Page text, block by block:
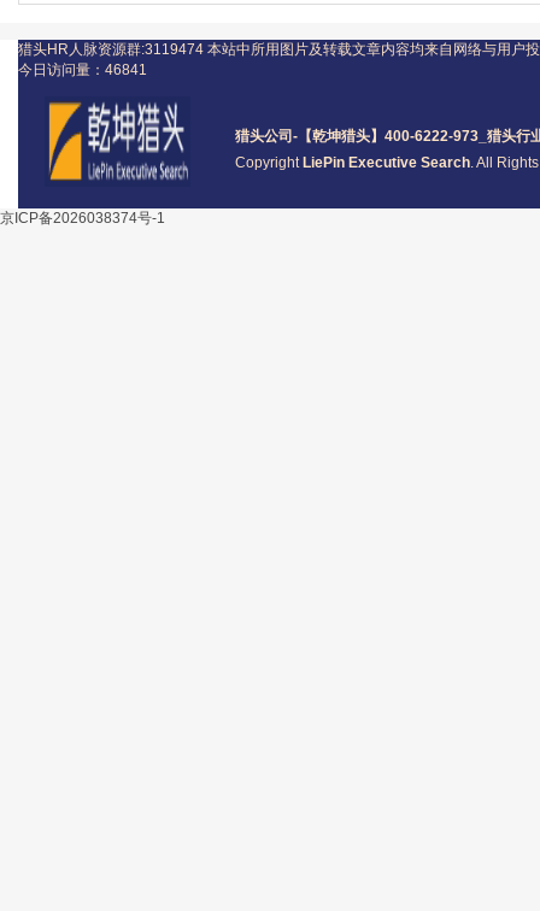
猎头公司 -【乾坤猎头】400-6222-973_ 猎头行
Copyright LiePin Executive Search. All
猎头HR人脉资源群:3119474 本站中所用图片及转载文章内容均来自网络与用户
今日访问量： 46841
京ICP备2026038374号-1